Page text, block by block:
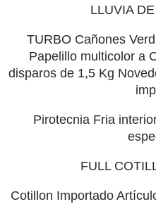
LLUVIA
TURBO Cañones
Papelillo multicolor a
disparos de 1,5 Kg
Pirotecnia Fria
FULL
Cotillon Importado